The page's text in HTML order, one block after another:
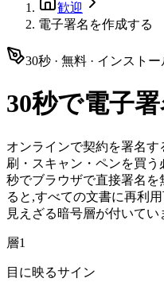
歓迎
電子署名を作成する
30秒 · 無料 · インスト
30秒で電子
オンラインで契約を署名
刷・スキャン・ペンを買う
秒でブラウザで直接署名
ると,すべての文書に再利
見えざる暗号層が付いてい
層1
目に映るサイン